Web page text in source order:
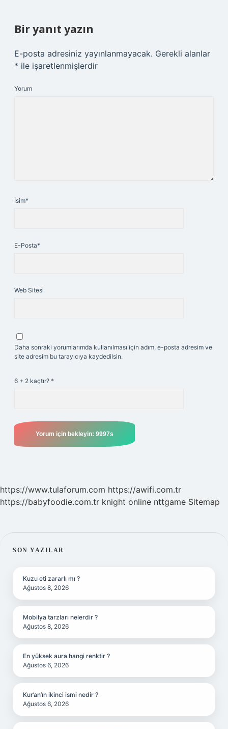
Bir yanıt yazın
E-posta adresiniz yayınlanmayacak. Gerekli alanlar
* ile işaretlenmişlerdir
Yorum
İsim*
E-Posta*
Web Sitesi
Daha sonraki yorumlarımda kullanılması için adım, e-posta adresim ve
site adresim bu tarayıcıya kaydedilsin.
6 + 2 kaçtır? *
https://www.tulaforum.com https://awifi.com.tr
https://babyfoodie.com.tr knight online nttgame Sitemap
SIDEBAR
SON YAZILAR
Kuzu eti zararlı mı ?
Ağustos 8, 2026
Mobilya tarzları nelerdir ?
Ağustos 8, 2026
En yüksek aura hangi renktir ?
Ağustos 6, 2026
Kur’an’ın ikinci ismi nedir ?
Ağustos 6, 2026